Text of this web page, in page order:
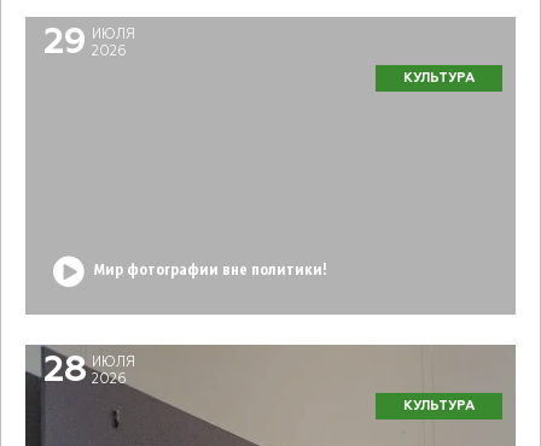
29
ИЮЛЯ
2026
КУЛЬТУРА
Мир фотографии вне политики!
28 ИЮЛЯ
2026
КУЛЬТУРА